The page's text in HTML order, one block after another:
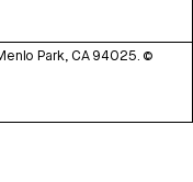
Park, CA 94025. ©